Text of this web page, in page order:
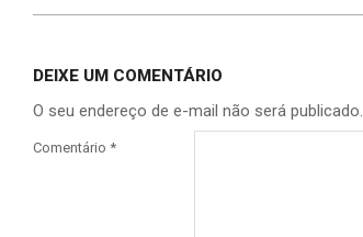
17
DEIXE UM COMENTÁRIO
O seu endereço de e-mail não será publicado.
Comentário *